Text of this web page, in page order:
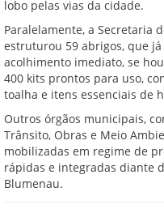
lobo pelas vias da cidade.
Paralelamente, a Secretaria
estruturou 59 abrigos, que
acolhimento imediato, se
400 kits prontos para uso,
toalha e itens essenciais de
Outros órgãos municipais,
Trânsito, Obras e Meio
mobilizadas em regime de
rápidas e integradas diante
Blumenau.